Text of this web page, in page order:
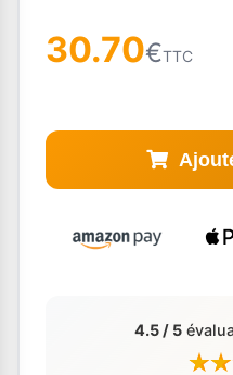
30.70€TTC
4.5 / 5